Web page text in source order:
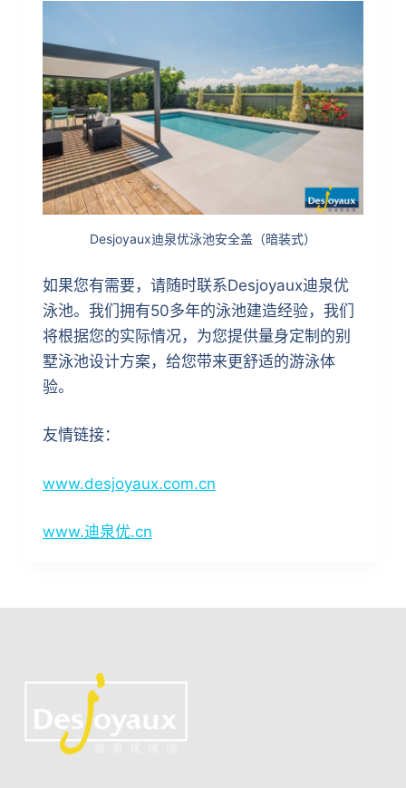
Desjoyaux迪泉优泳池安全盖（暗装式）
如果您有需要，请随时联系Desjoyaux迪泉优
泳池。我们拥有50多年的泳池建造经验，我们
将根据您的实际情况，为您提供量身定制的别
墅泳池设计方案，给您带来更舒适的游泳体
验。
友情链接：
www.desjoyaux.com.cn
www.迪泉优.cn